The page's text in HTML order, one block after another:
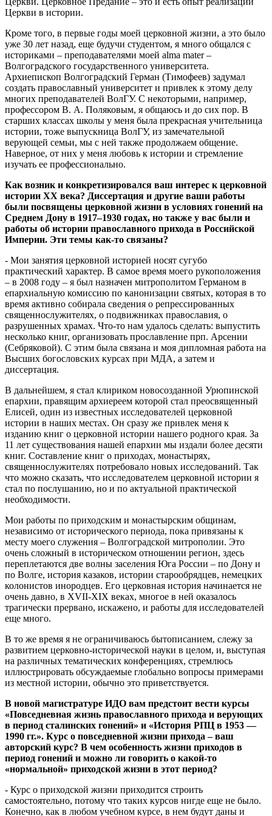
Церкви в истории.
Кроме того, в первые годы моей церковной жизни, а это было
уже 30 лет назад, еще будучи студентом, я много общался с
историками – преподавателями моей alma mater–
Волгоградского государственного университета.
Архиепископ Волгоградский Герман (Тимофеев) задумал
создать православный университет и привлек к этому делу
многих преподавателей ВолГУ. С некоторыми, например,
профессором В. А. Поляковым, я общаюсь и до сих пор. В
старших классах школы у меня была прекрасная учительница
истории, тоже выпускница ВолГУ, из замечательной
верующей семьи, мы с ней также продолжаем общение.
Наверное, от них у меня любовь к истории и стремление
изучать ее профессионально.
Как возник и конкретизировался ваш интерес к церковной
истории XX века? Диссертация и другие ваши работы
были посвящены церковной жизни в условиях гонений на
Среднем Дону в 1917–1930 годах, но также у вас были и
работы об истории православного прихода в Российской
Империи. Эти темы как-то связаны?
- Мои занятия церковной историей носят сугубо
практический характер. В самое время моего рукоположения
– в 2008 году – я был назначен митрополитом Германом в
епархиальную комиссию по канонизации святых, которая в то
время активно собирала сведения о репрессированных
священнослужителях, о подвижниках православия, о
разрушенных храмах. Что-то нам удалось сделать: выпустить
несколько книг, организовать прославление прп. Арсении
(Себряковой). С этим была связана и моя дипломная работа на
Высших богословских курсах при МДА, а затем и
диссертация.
В дальнейшем, я стал клириком новосозданной Урюпинской
епархии, правящим архиереем которой стал преосвященный
Елисей, один из известных исследователей церковной
истории в наших местах. Он сразу же привлек меня к
изданию книг о церковной истории нашего родного края. За
11 лет существования нашей епархии мы издали более десяти
книг. Составление книг о приходах, монастырях,
священнослужителях потребовало новых исследований. Так
что можно сказать, что исследователем церковной истории я
стал по послушанию, но и по актуальной практической
необходимости.
Мои работы по приходским и монастырским общинам,
независимо от исторического периода, пока привязаны к
месту моего служения – Волгоградской митрополии. Это
очень сложный в историческом отношении регион, здесь
переплетаются две волны заселения Юга России – по Дону и
по Волге, история казаков, истории старообрядцев, немецких
колонистов инородцев. Его церковная история начинается не
очень давно, в XVII-XIX веках, многое в ней оказалось
трагически прервано, искажено, и работы для исследователей
еще много.
В то же время я не ограничиваюсь бытописанием, слежу за
развитием церковно-исторической науки в целом, и, выступая
на различных тематических конференциях, стремлюсь
иллюстрировать обсуждаемые глобально вопросы примерами
из местной истории, обычно это приветствуется.
В новой магистратуре ИДО вам предстоит вести курсы
«Повседневная жизнь православного прихода и верующих
в период сталинских гонений» и «История РПЦ в 1953 —
1990 гг.». Курс о повседневной жизни прихода – ваш
авторский курс? В чем особенность жизни приходов в
период гонений и можно ли говорить о какой-то
«нормальной» приходской жизни в этот период?
- Курс о приходской жизни приходится строить
самостоятельно, потому что таких курсов нигде еще не было.
Конечно, как в любом учебном курсе, в нем будут даны и